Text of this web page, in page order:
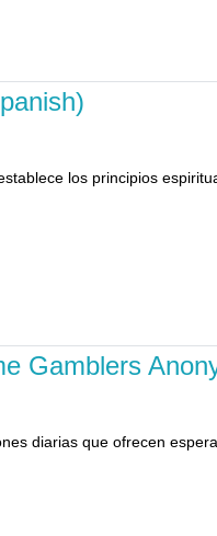
los principios
Gamblers
diarias que ofrecen